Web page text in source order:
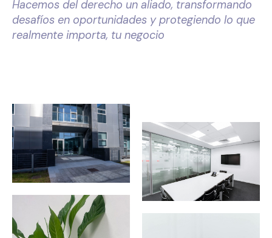
Hacemos del derecho un aliado, transformando
desafíos en oportunidades y protegiendo lo que
realmente importa, tu negocio